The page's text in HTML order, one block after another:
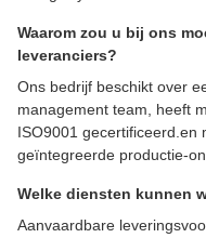
Waarom zou u bij ons
leveranciers?
Ons bedrijf beschikt over
management team, heeft
ISO9001 gecertificeerd.en
geïntegreerde productie-
Welke diensten kunnen
Aanvaardbare